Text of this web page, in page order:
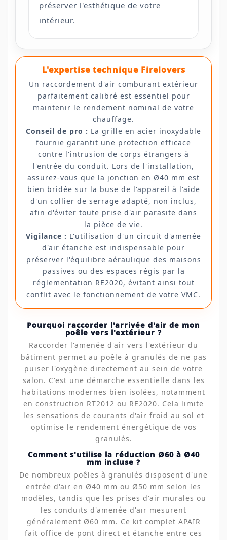
préserver l'esthétique de votre
intérieur.
L'expertise technique Firelovers
Un raccordement d'air comburant extérieur
parfaitement calibré est essentiel pour
maintenir le rendement nominal de votre
chauffage.
Conseil de pro : La grille en acier inoxydable
fournie garantit une protection efficace
contre l'intrusion de corps étrangers à
l'entrée du conduit. Lors de l'installation,
assurez-vous que la jonction en Ø40 mm est
bien bridée sur la buse de l'appareil à l'aide
d'un collier de serrage adapté, non inclus,
afin d'éviter toute prise d'air parasite dans
la pièce de vie.
Vigilance : L'utilisation d'un circuit d'amenée
d'air étanche est indispensable pour
préserver l'équilibre aéraulique des maisons
passives ou des espaces régis par la
réglementation RE2020, évitant ainsi tout
conflit avec le fonctionnement de votre VMC.
Pourquoi raccorder l'arrivée d'air de mon
poêle vers l'extérieur ?
Raccorder l'amenée d'air vers l'extérieur du
bâtiment permet au poêle à granulés de ne pas
puiser l'oxygène directement au sein de votre
salon. C'est une démarche essentielle dans les
habitations modernes bien isolées, notamment
en construction RT2012 ou RE2020. Cela limite
les sensations de courants d'air froid au sol et
optimise le rendement énergétique de vos
granulés.
Comment s'utilise la réduction Ø60 à Ø40
mm incluse ?
De nombreux poêles à granulés disposent d'une
entrée d'air en Ø40 mm ou Ø50 mm selon les
modèles, tandis que les prises d'air murales ou
les conduits d'amenée d'air mesurent
généralement Ø60 mm. Ce kit complet APAIR
fait office de pont direct et étanche entre ces